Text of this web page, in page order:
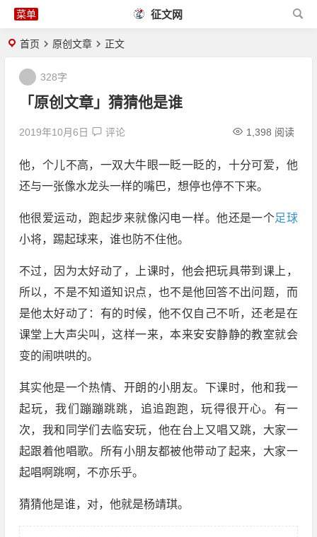
征文网
首页 原创文章 正文
「原创文章」猜猜他是谁
2019年10月6日 评论 1,398 阅读
328字
他，个儿不高，一双大牛眼一眨一眨的，十分可爱，他
还与一张像水龙头一样的嘴巴，想停也停不下来。
他很爱运动，跑起步来就像闪电一样。他还是一个足球
小将，踢起球来，谁也防不住他。
不过，因为太好动了，上课时，他会把玩具带到课上，
所以，不是不知道知识点，也不是他回答不出问题，而
是他太好动了：有的时候，他不仅自己不听，还老是在
课堂上大声尖叫，这样一来，本来安安静静的教室就会
变的闹哄哄的。
其实他是一个热情、开朗的小朋友。下课时，他和我一
起玩，我们蹦蹦跳跳，追追跑跑，玩得很开心。有一
次，我和同学们去临安玩，他在台上又唱又跳，大家一
起跟着他唱歌。所有小朋友都被他带动了起来，大家一
起唱啊跳啊，不亦乐乎。
猜猜他是谁，对，他就是杨靖琪。